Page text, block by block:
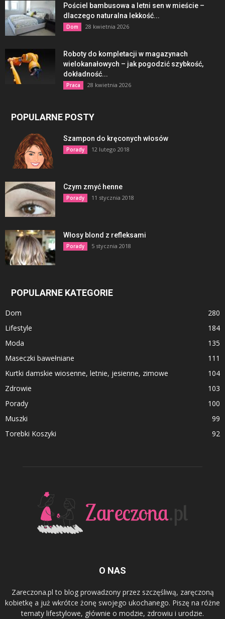
Pościel bambusowa a letni sen w mieście –
dlaczego naturalna lekkość...
Dom 28 kwietnia 2026
Roboty do kompletacji w magazynach
wielokanałowych – jak pogodzić szybkość,
dokładność...
Praca 28 kwietnia 2026
POPULARNE POSTY
Szampon do kręconych włosów
Porady 12 lutego 2018
Czym zmyć henne
Porady 11 stycznia 2018
Włosy blond z refleksami
Porady 5 stycznia 2018
POPULARNE KATEGORIE
Dom
280
Lifestyle
184
Moda
135
Maseczki bawełniane
111
Kurtki damskie wiosenne, letnie, jesienne, zimowe
104
Zdrowie
103
Porady
100
Muszki
99
Torebki Koszyki
92
O NAS
Zareczona.pl to blog prowadzony przez szczęśliwą, zaręczoną
kobietkę a już wkrótce żonę swojego ukochanego. Piszę na różne
tematy lifestylowe, głównie o modzie, zdrowiu i urodzie.